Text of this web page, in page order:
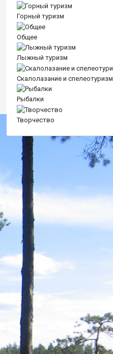
Горный туризм
Общее
Лыжный туризм
Скалолазание и спелеотуризм
Рыбалки
Творчество